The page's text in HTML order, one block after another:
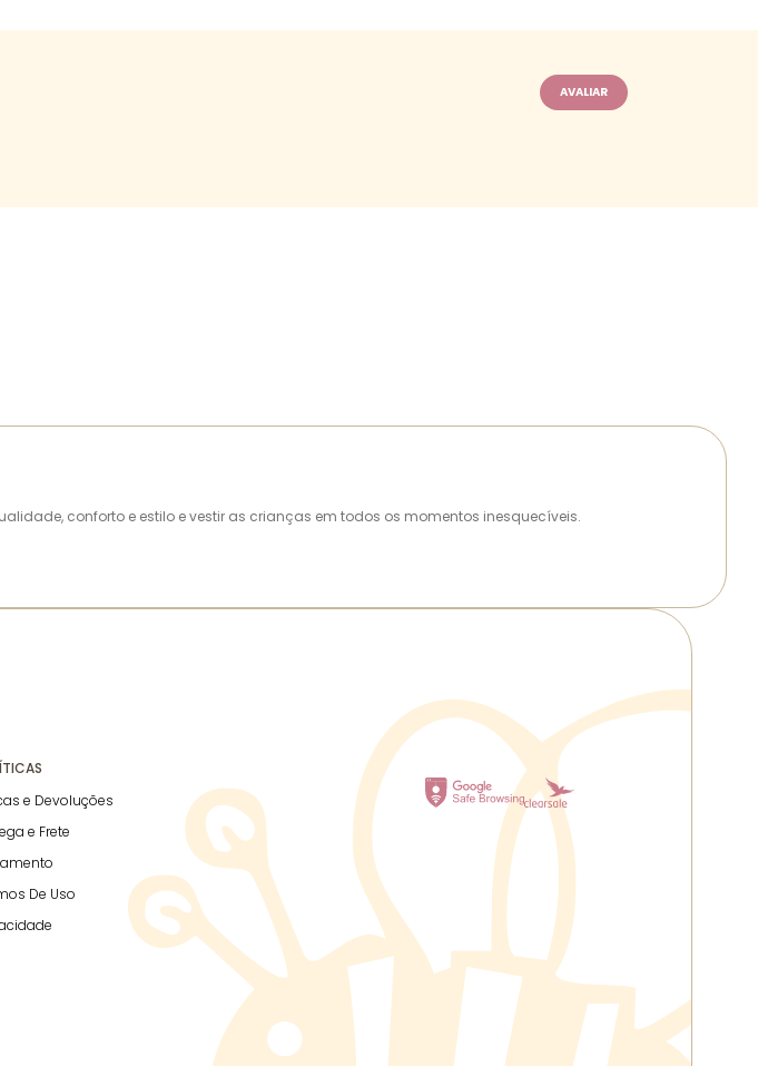
conforto e estilo e vestir as crianças em todos os momentos inesquecíveis.
e Devoluções
e Frete
De Uso